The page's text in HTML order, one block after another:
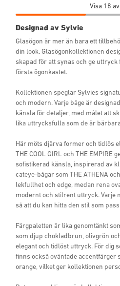
Visa 18
Designad av Sylvie
Glasögon är mer än bara ett
din look. Glasögonkollektionen
skapad för att synas och ge
första ögonkastet.
Kollektionen speglar Sylvies
och modern. Varje båge är
känsla för detaljer, med målet att
lika uttrycksfulla som de är
Här möts djärva former och tidlös
THE COOL GIRL och THE EMPIRE
sofistikerad känsla, inspirerad av
cateye-bågar som THE ATHENA
lekfullhet och edge, medan rena
modernt och stilrent uttryck. Varje
så att du kan hitta den stil som
Färgpaletten är lika genomtänkt
som djup chokladbrun, olivgrön
elegant och tidlöst uttryck. För dig
finns också oväntade accentfärger
orange, vilket ger kollektionen